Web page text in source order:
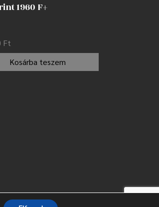
1960 F+
Ft
Kosárba teszem